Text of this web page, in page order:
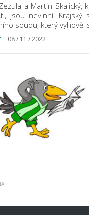
a Martin
jsou nevinní!
soudu, který
08 / 11 / 2022